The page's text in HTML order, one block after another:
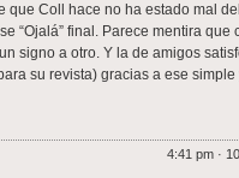
que Coll hace no ha estado mal
“Ojalá” final. Parece mentira que
signo a otro. Y la de amigos
su revista) gracias a ese simple
4:41 pm ·